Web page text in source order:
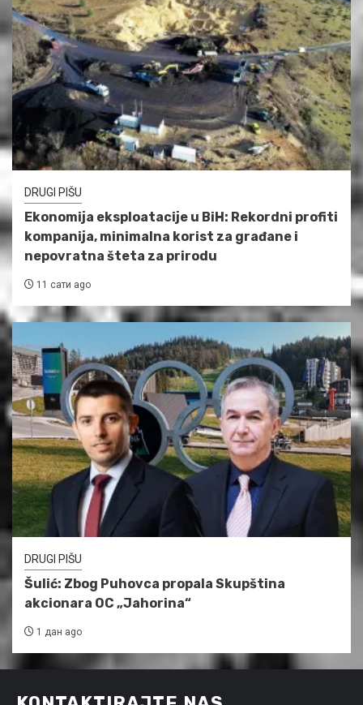
DRUGI PIŠU
Ekonomija eksploatacije u BiH: Rekordni profiti
kompanija, minimalna korist za građane i
nepovratna šteta za prirodu
11 сати ago
DRUGI PIŠU
Šulić: Zbog Puhovca propala Skupština
akcionara OC „Jahorina“
1 дан ago